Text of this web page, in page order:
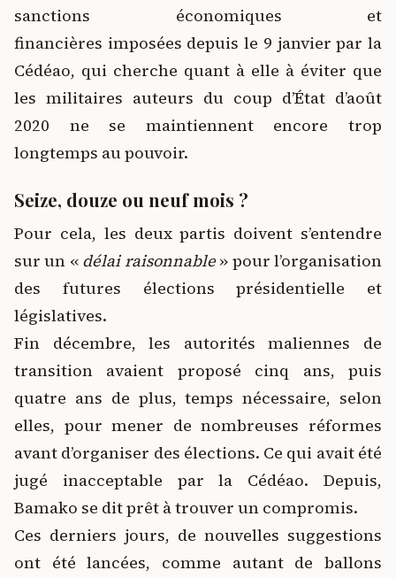
sanctions économiques et
financières imposées depuis le 9 janvier par la
Cédéao, qui cherche quant à elle à éviter que
les militaires auteurs du coup d’État d’août
2020 ne se maintiennent encore trop
longtemps au pouvoir.
Seize, douze ou neuf mois ?
Pour cela, les deux partis doivent s’entendre
sur un «délai raisonnable» pour l’organisation
des futures élections présidentielle et
législatives.
Fin décembre, les autorités maliennes de
transition avaient proposé cinq ans, puis
quatre ans de plus, temps nécessaire, selon
elles, pour mener de nombreuses réformes
avant d’organiser des élections. Ce qui avait été
jugé inacceptable par la Cédéao. Depuis,
Bamako se dit prêt à trouver un compromis.
Ces derniers jours, de nouvelles suggestions
ont été lancées, comme autant de ballons